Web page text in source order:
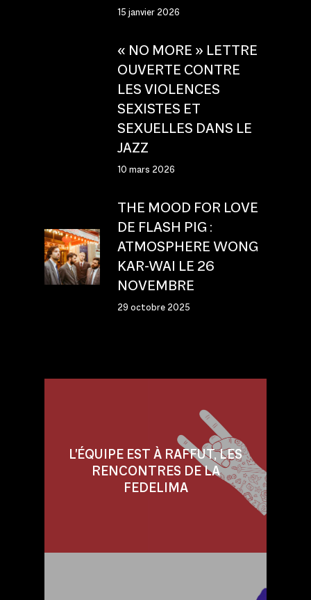
15 janvier 2026
« NO MORE » LETTRE
OUVERTE CONTRE
LES VIOLENCES
SEXISTES ET
SEXUELLES DANS LE
JAZZ
10 mars 2026
THE MOOD FOR LOVE
DE FLASH PIG :
ATMOSPHERE WONG
KAR-WAI LE 26
NOVEMBRE
29 octobre 2025
L'ÉQUIPE EST À RAFFUT, LES
RENCONTRES DE LA
FEDELIMA